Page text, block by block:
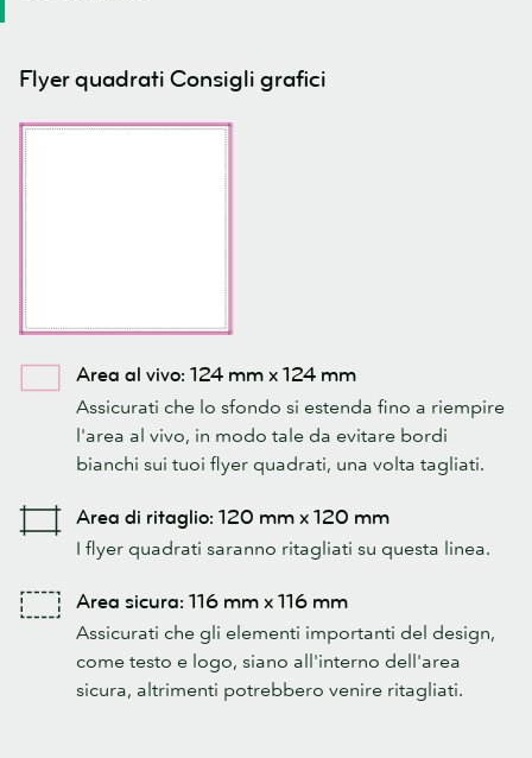
Flyer quadrati Consigli grafici
Area al vivo: 124 mm x 124 mm
Assicurati che lo sfondo si estenda fino a riempire
l'area al vivo, in modo tale da evitare bordi
bianchi sui tuoi flyer quadrati, una volta tagliati.
Area di ritaglio: 120 mm x 120 mm
I flyer quadrati saranno ritagliati su questa linea.
Area sicura: 116 mm x 116 mm
Assicurati che gli elementi importanti del design,
come testo e logo, siano all'interno dell'area
sicura, altrimenti potrebbero venire ritagliati.